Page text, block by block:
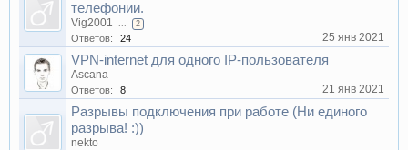
телефонии.
Vig2001 ... 2
Ответов: 24 25 янв 2021
VPN-internet для одного IP-пользователя
Ascana
Ответов: 8 21 янв 2021
Разрывы подключения при работе (Ни единого
разрыва! :))
nekto